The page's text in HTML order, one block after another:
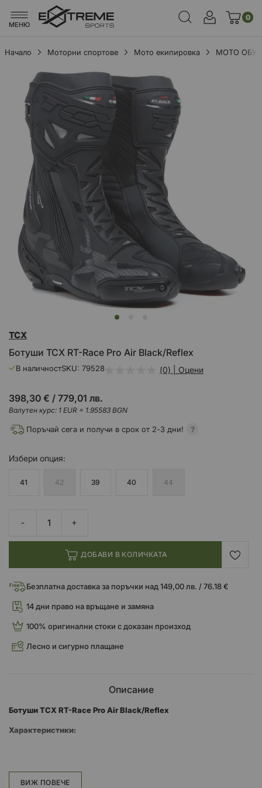
МЕНЮ
0
Начало Моторни спортове Мото екипировка
МОТО
Преминете
изображенията
към
на
галерия
Ботуши TCX RT-Race Pro Air Black/Reflex
TCX
В наличностSKU 79528 (0) | Оцени
398,30 € / 779,01 лв.
Валутен курс: 1 EUR = 1.95583 BGN
Поръчай сега и получи в срок от 2-3 дни!
Избери опция
41 42 39 40 44
ДОБАВИ В КОЛИЧКАТА
Безплатна доставка за поръчки над 149,00 лв. / 76.18 €
14 дни право на връщане и замяна
100% оригинални стоки с доказан произход
Лесно и сигурно плащане
Описание
Ботуши TCX RT-Race Pro Air Black/Reflex
Характеристики:
състезателен модел, резултат от сътрудничеството между
отдела за научноизследователска и развойна дейност на TCX и
ВИЖ ПОВЕЧЕ